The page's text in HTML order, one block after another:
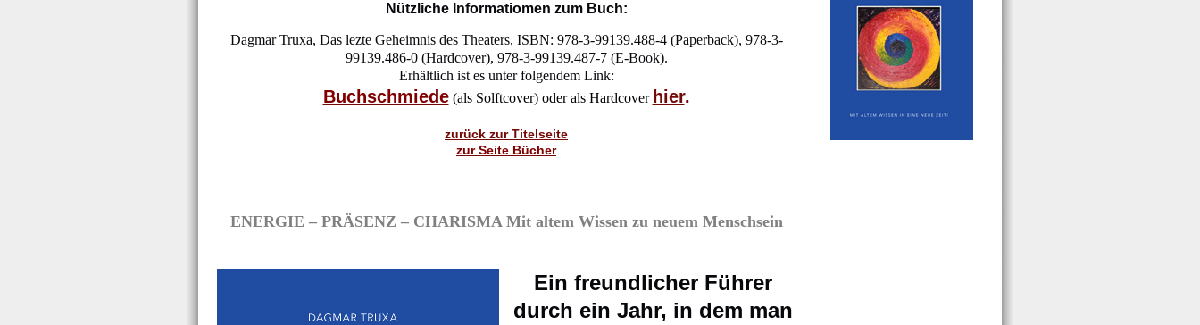
Nützliche Informatiomen zum Buch:
Dagmar Truxa, Das lezte Geheimnis des Theaters, ISBN: 978-3-99139.488-4 (Paperback), 978-3-
99139.486-0 (Hardcover), 978-3-99139.487-7 (E-Book).
Erhältlich ist es unter folgendem Link:
Buchschmiede (als Solftcover) oder als Hardcover hier.
zurück zur Titelseite
zur Seite Bücher
ENERGIE – PRÄSENZ – CHARISMA Mit altem Wissen zu neuem Menschsein
Ein freundlicher Führer
durch ein Jahr, in dem man